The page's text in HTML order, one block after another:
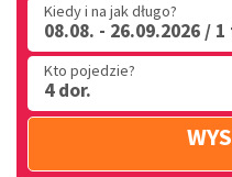
Kiedy i na jak długo?
08.08. - 26.09.2026 /
Kto pojedzie?
4 dor.